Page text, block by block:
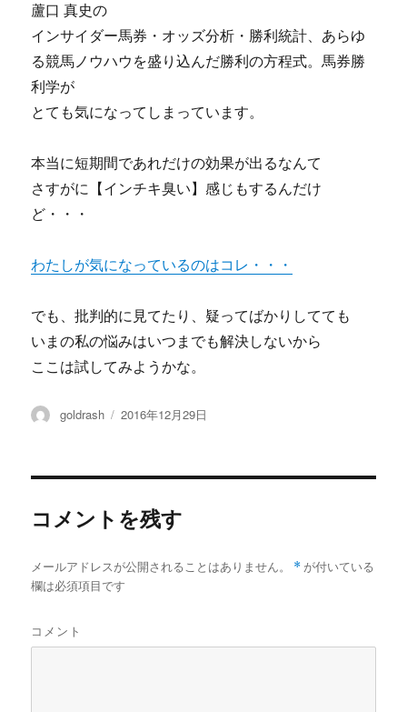
蘆口 真史の
インサイダー馬券・オッズ分析・勝利統計、あらゆ
る競馬ノウハウを盛り込んだ勝利の方程式。馬券勝
利学が
とても気になってしまっています。
本当に短期間であれだけの効果が出るなんて
さすがに【インチキ臭い】感じもするんだけ
ど・・・
わたしが気になっているのはコレ・・・
でも、批判的に見てたり、疑ってばかりしてても
いまの私の悩みはいつまでも解決しないから
ここは試してみようかな。
投
goldrash
投
2016年12月29日
コメントを残す
メールアドレスが公開されることはありません。 * が付いている
欄は必須項目です
コメント